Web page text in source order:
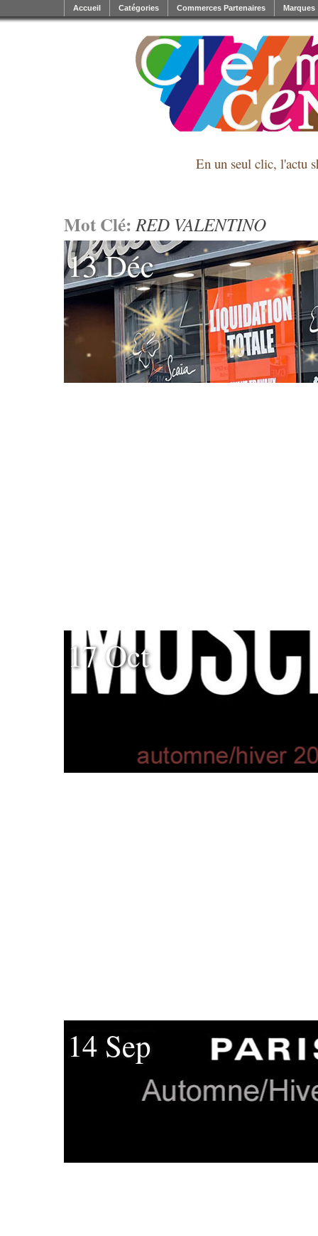
En un seul clic, l'actu
Accueil Catégories Commerces Partenaires Marques
Mot Clé:RED VALENTINO
13 Déc
17 Oct
14 Sep